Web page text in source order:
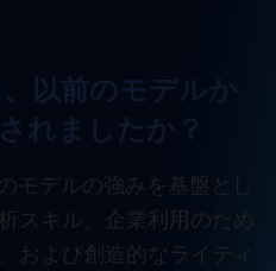
以前のモデルか
れましたか？
モデルの強みを基盤とし
スキル、企業利用のため
および創造的なライティ